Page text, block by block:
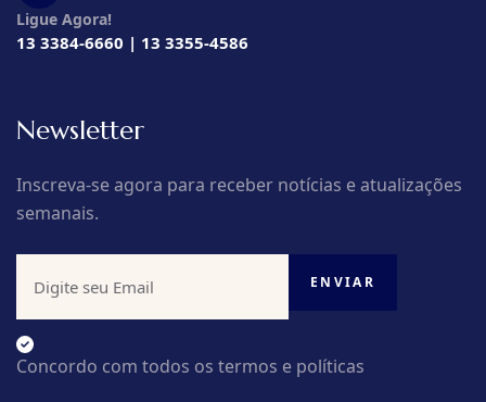
Ligue Agora!
13 3384-6660 | 13 3355-4586
Newsletter
Inscreva-se agora para receber notícias e atualizações
semanais.
Concordo com todos os termos e políticas